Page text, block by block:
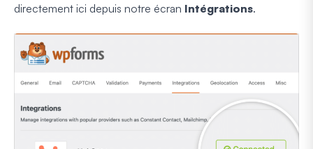
directement ici depuis notre écran Intégrations.